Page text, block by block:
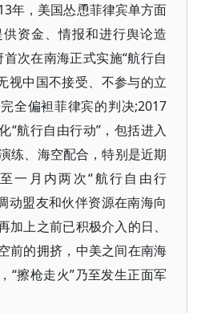
年，美国怂恿菲律宾单方面
资金、情报和进行舆论造
次在南海正式实施“航行自
视中国不接受、不参与的立
全偏袒菲律宾的判决;2017
“航行自由行动”，包括进入
练、海空配合，特别是近期
一月内两次“航行自由行
动盟友和伙伴资源在南海向
上之前已积极介入的日、
前的拥挤，中美之间在南海
“擦枪走火”乃至发生正面军